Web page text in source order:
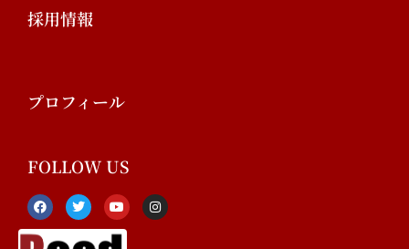
採用情報
プロフィール
FOLLOW US
F
a
c
e
T
w
i
t
Y
o
u
t
I
n
s